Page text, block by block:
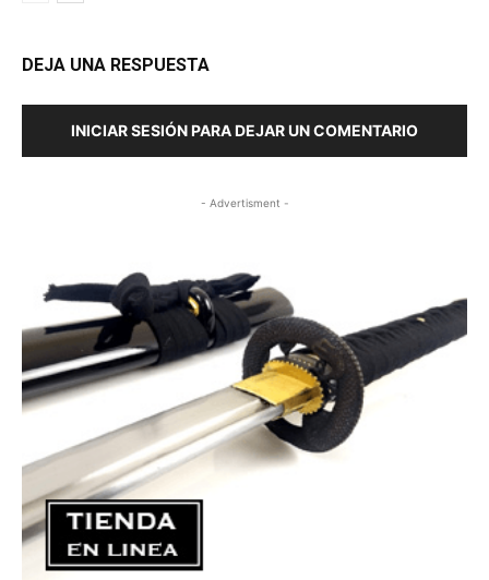
DEJA UNA RESPUESTA
INICIAR SESIÓN PARA DEJAR UN COMENTARIO
- Advertisment -